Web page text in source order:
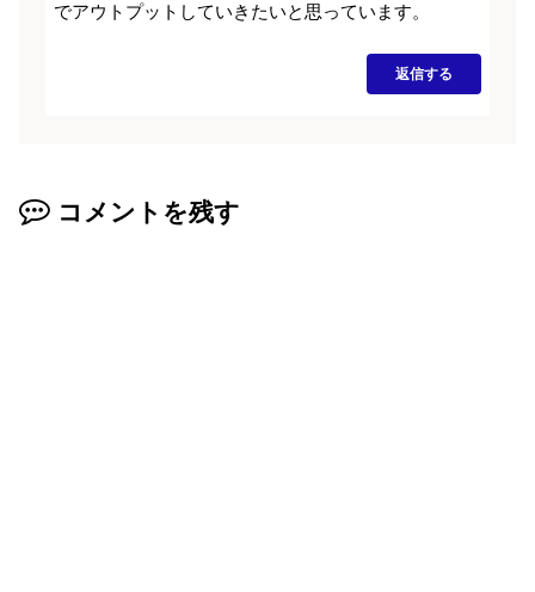
でアウトプットしていきたいと思っています。
返信する
コメントを残す